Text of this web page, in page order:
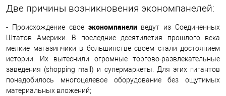
Две причины возникновения экономпанелей:
- Происхождение свое экономпанеливедут из Соединенных
Штатов Америки. В последние десятилетия прошлого века
мелкие магазинчики в большинстве своем стали достоянием
истории. Их вытеснили огромные торгово-развлекательные
заведения (shopping mall) и супермаркеты. Для этих гигантов
понадобилось многоцелевое оборудование без ощутимых
материальных вложений;